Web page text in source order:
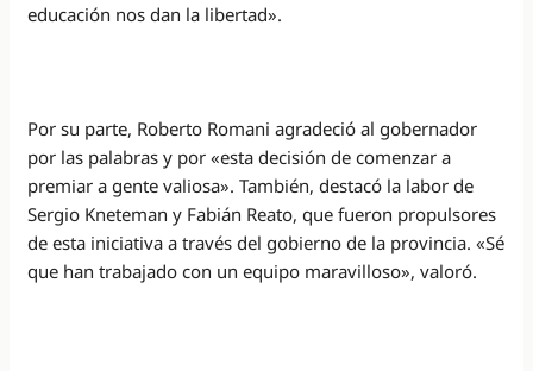
educación nos dan la libertad».
Por su parte, Roberto Romani agradeció al gobernador
por las palabras y por «esta decisión de comenzar a
premiar a gente valiosa». También, destacó la labor de
Sergio Kneteman y Fabián Reato, que fueron propulsores
de esta iniciativa a través del gobierno de la provincia. «Sé
que han trabajado con un equipo maravilloso», valoró.